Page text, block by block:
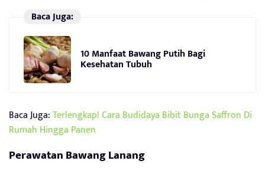
Baca Juga:
10 Manfaat Bawang Putih Bagi
Kesehatan Tubuh
Baca Juga:Terlengkap! Cara Budidaya Bibit Bunga Saffron Di
Rumah Hingga Panen
Perawatan Bawang Lanang